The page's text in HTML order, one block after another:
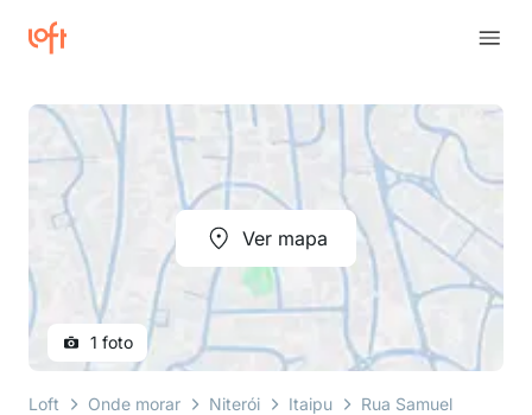
Ver mapa
1 foto
Loft Onde morar Niterói Itaipu Rua Samuel Wainer